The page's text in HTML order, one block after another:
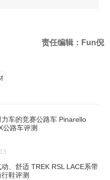
责任编辑：Fun倪
车的竞赛公路车 Pinarello
公路车评测
、舒适 TREK RSL LACE系带
鞋评测